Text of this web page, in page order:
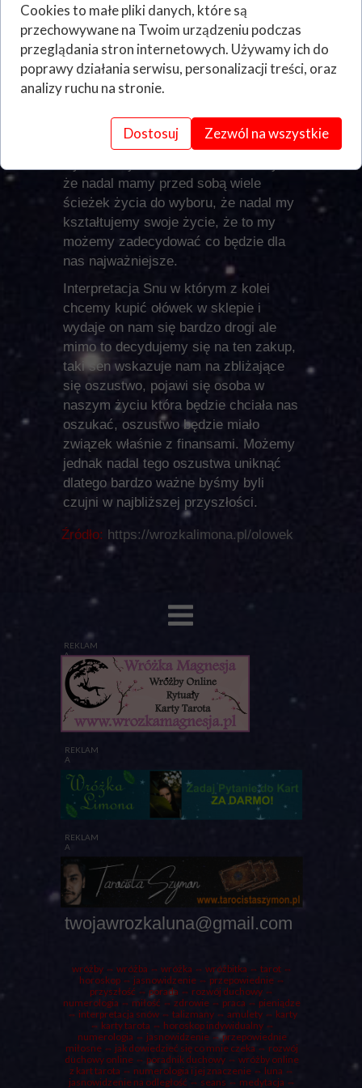
REKLAM
A
REKLAM
A
REKLAM
A
wróżby ⇔ wróżba ⇔ wróżka ⇔ wróżbitka ⇔ tarot⇔
horoskop ⇔ jasnowidzenie ⇔ przepowiednie ⇔
przyszłość ⇔ porada ⇔ rozwój duchowy ⇔
numerologia ⇔ miłość ⇔ zdrowie ⇔ praca ⇔ pieniądze
⇔ interpretacja snów ⇔ talizmany ⇔ amulety ⇔ karty
⇔ karty tarota ⇔ horoskop indywidualny ⇔
numerologia ⇔ jasnowidzenie ⇔ przepowiednie
miłosne ⇔ jak dowiedzieć się co mnie czeka ⇔ rozwój
duchowy online ⇔ poradnik duchowy ⇔ wróżby online
z kart tarota ⇔ numerologia i jej znaczenie ⇔ luna ⇔
jasnowidzenie na odległość ⇔ seans ⇔ medytacja ⇔
twojawrozkaluna@gmail.com
Źródło: https://wrozkalimona.pl/olowek
pozytywny, wskazuje on że już
niedługo popełnimy duży błąd w
naszym życiu i możesz płacić jego
cenę przez naprawdę długi czas.
bardzo duże znaczenie to sen o
fabryce gdzie ten przedmiot jest
że nadal mamy przed sobą wiele
ścieżek życia do wyboru, że nadal my
kształtujemy swoje życie, że to my
możemy zadecydować co będzie dla
nas najważniejsze.
Interpretacja Snu w którym z kolei
chcemy kupić ołówek w sklepie i
wydaje on nam się bardzo drogi ale
mimo to decydujemy się na ten zakup,
taki sen wskazuje nam na zbliżające
się oszustwo, pojawi się osoba w
naszym życiu która będzie chciała nas
oszukać, oszustwo będzie miało
związek właśnie z finansami. Możemy
jednak nadal tego oszustwa uniknąć
dlatego bardzo ważne byśmy byli
czujni w najbliższej przyszłości.
Cookies to małe pliki danych, które są
przechowywane na Twoim urządzeniu podczas
przeglądania stron internetowych. Używamy ich do
poprawy działania serwisu, personalizacji treści, oraz
analizy ruchu na stronie.
Dostosuj Zezwól na wszystkie